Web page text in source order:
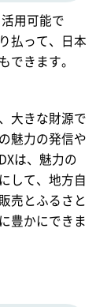
用可能で
払って、日本
できます。
大きな財源で
魅力の発信や
は、魅力の
して、地方自
売とふるさと
豊かにできま